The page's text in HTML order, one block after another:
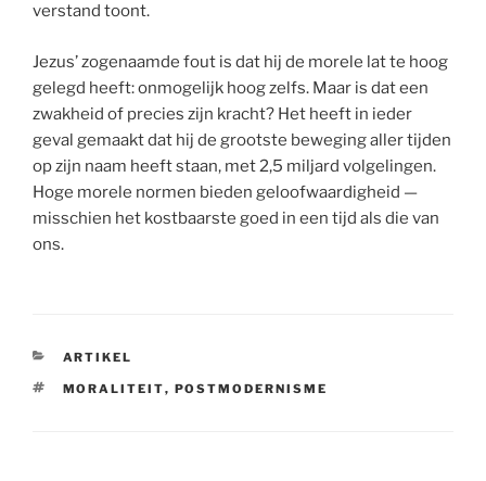
verstand toont.
Jezus’ zogenaamde fout is dat hij de morele lat te hoog
gelegd heeft: onmogelijk hoog zelfs. Maar is dat een
zwakheid of precies zijn kracht? Het heeft in ieder
geval gemaakt dat hij de grootste beweging aller tijden
op zijn naam heeft staan, met 2,5 miljard volgelingen.
Hoge morele normen bieden geloofwaardigheid —
misschien het kostbaarste goed in een tijd als die van
ons.
CATEGORIEËN
ARTIKEL
TAGS
MORALITEIT, POSTMODERNISME